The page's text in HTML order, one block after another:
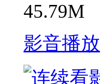
45.79M
影音播放